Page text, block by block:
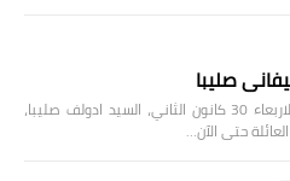
صليبا
توفي صباح اليوم، الاربعاء 30 كانون الثاني، السيد ادولف صليبا،
حتى الآن…